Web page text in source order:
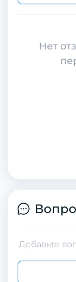
Нет
Добавьте